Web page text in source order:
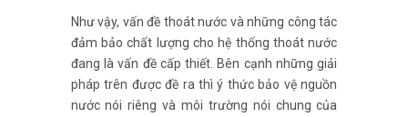
Như vậy, vấn đề thoát nước và những công tác
đảm bảo chất lượng cho hệ thống thoát nước
đang là vấn đề cấp thiết. Bên cạnh những giải
pháp trên được đề ra thì ý thức bảo vệ nguồn
nước nói riêng và môi trường nói chung của